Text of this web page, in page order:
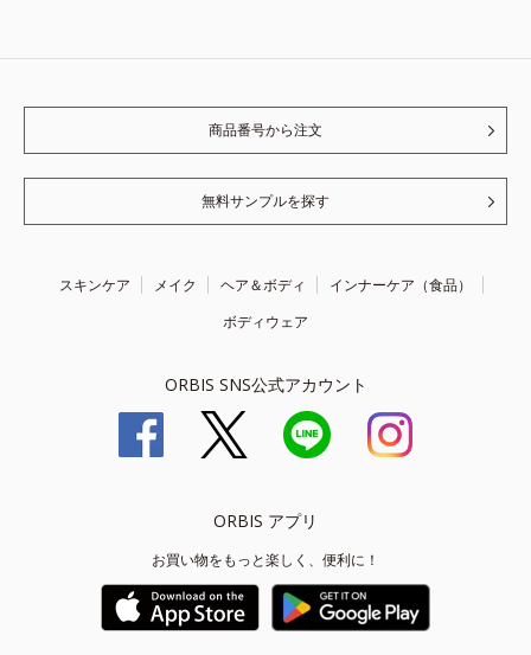
商品番号から注文
無料サンプルを探す
スキンケア メイク ヘア＆ボディ
インナーケア（食品）
ボディウェア
ORBIS SNS公式アカウント
ORBIS アプリ
お買い物をもっと楽しく、便利に！